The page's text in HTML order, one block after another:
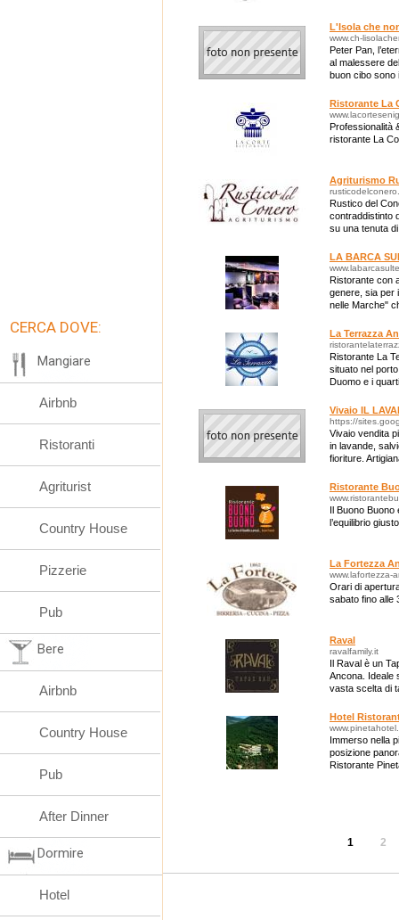
L'Isola che
www.ch-
Peter Pan,
al malessere
buon cibo sono
Ristorante La
Professionalità
ristorante La
Agriturismo
Rustico del
contraddistinto
su una tenuta
LA BARCA
Ristorante con
genere, sia per
nelle Marche"
La Terrazza
Ristorante La
situato nel
Duomo e i
Vivaio IL
https://
Vivaio vendita
in lavande,
fioriture.
Ristorante
Il Buono Buono
l’equilibrio
La Fortezza
www.lafortezza-
Orari di
sabato fino alle
Raval
ravalfamily.it
Il Raval è un
Ancona. Ideale
vasta scelta di
Hotel
Immerso nella
posizione
Ristorante
1 2
CERCA DOVE:
Mangiare
Airbnb
Ristoranti
Agriturist
Country House
Pizzerie
Pub
Bere
Airbnb
Country House
Pub
After Dinner
Dormire
Hotel